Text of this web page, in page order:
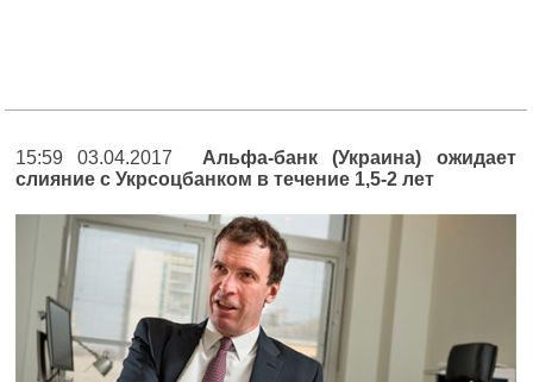
15:59 03.04.2017 Альфа-банк (Украина) ожидает
слияние с Укрсоцбанком в течение 1,5-2 лет